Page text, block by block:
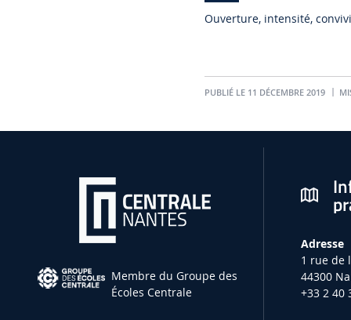
Ouverture, intensité,
PUBLIÉ LE 11 DÉCEMBRE 2019
Membre du Groupe des
Écoles Centrale
Adresse
1 rue de
44300
+33 2 40